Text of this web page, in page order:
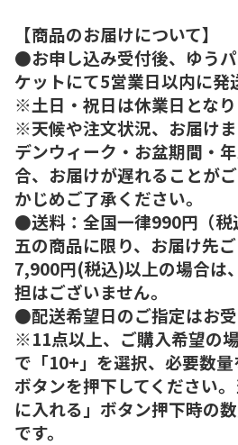
【商品のお届けについて】
●お申し込み受付後、ゆう
ケットにて5営業日以内に発
※土日・祝日は休業日となり
※天候や注文状況、お届け
デンウィーク・お盆期間・
合、お届けが遅れることが
かじめご了承ください。
●送料：全国一律990円（税
五の商品に限り、お届け先
7,900円(税込)以上の場合は
担はございません。
●配送希望日のご指定はお受
※11点以上、ご購入希望の
で「10+」を選択、必要数量
ボタンを押下してください
に入れる」ボタン押下時の
です。